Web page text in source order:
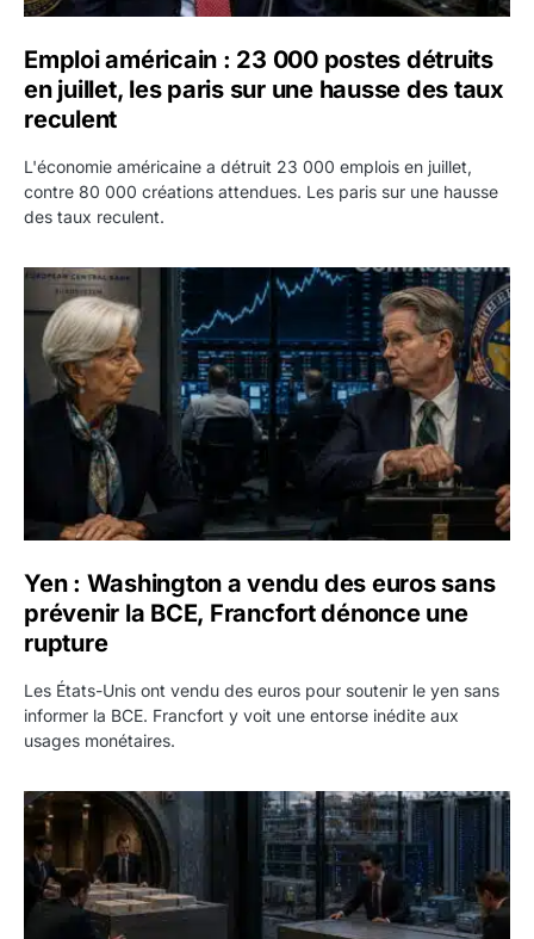
Emploi américain : 23 000 postes détruits
en juillet, les paris sur une hausse des taux
reculent
L'économie américaine a détruit 23 000 emplois en juillet,
contre 80 000 créations attendues. Les paris sur une hausse
des taux reculent.
Yen : Washington a vendu des euros sans prévenir la
Yen : Washington a vendu des euros sans
prévenir la BCE, Francfort dénonce une
rupture
Les États-Unis ont vendu des euros pour soutenir le yen sans
informer la BCE. Francfort y voit une entorse inédite aux
usages monétaires.
Jane Street négocie le transfert de 11 milliards de